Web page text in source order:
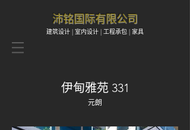
​沛铭国际有限公司
建筑设计 | 室内设计 | 工程承包 | 家具
伊甸雅苑 331
元朗